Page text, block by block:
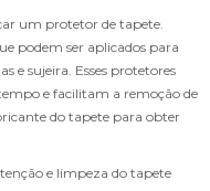
um protetor de tapete.
podem ser aplicados para
e sujeira. Esses protetores
e facilitam a remoção de
do tapete para obter
e limpeza do tapete